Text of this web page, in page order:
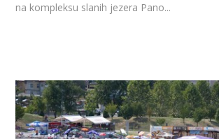
na kompleksu slanih jezera Pano...